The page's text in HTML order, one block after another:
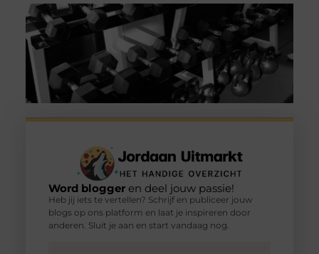
Word bloggeren deel jouw passie!
Heb jij iets te vertellen? Schrijf en publiceer jouw
blogs op ons platform en laat je inspireren door
anderen. Sluit je aan en start vandaag nog.